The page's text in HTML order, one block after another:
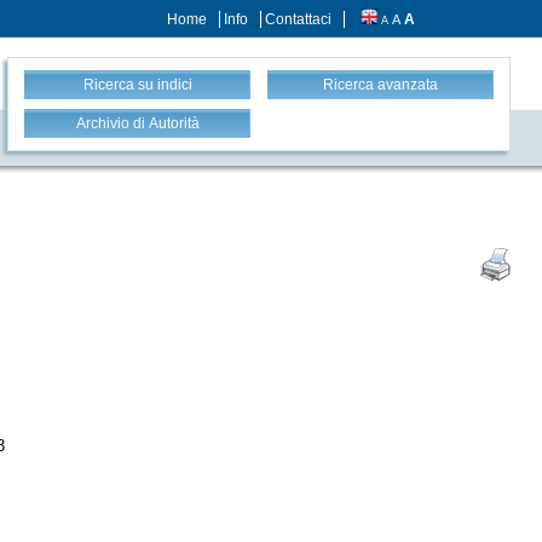
Home Info Contattaci A A A
Ricerca su indici Ricerca avanzata
Archivio di Autorità